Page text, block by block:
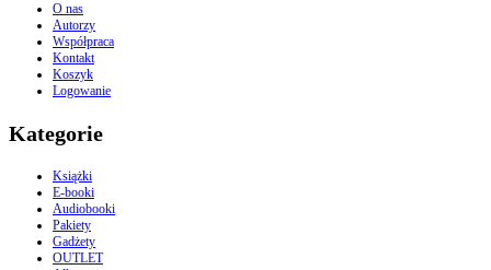
O nas
Autorzy
Współpraca
Kontakt
Koszyk
Logowanie
Kategorie
Książki
E-booki
Audiobooki
Pakiety
Gadżety
OUTLET